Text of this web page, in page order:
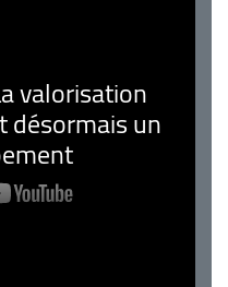
valorisation
désormais un